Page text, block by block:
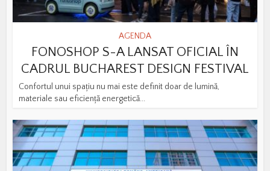
AGENDA
FONOSHOP S-A LANSAT OFICIAL ÎN
CADRUL BUCHAREST DESIGN FESTIVAL
Confortul unui spațiu nu mai este definit doar de lumină,
materiale sau eficiență energetică...